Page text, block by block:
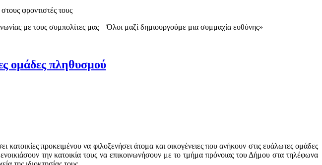
φροντιστές τους
με τους συμπολίτες μας – Όλοι μαζί δημιουργούμε μια συμμαχία ευθύνης»
ομάδες πληθυσμού
προκειμένου να φιλοξενήσει άτομα και οικογένειες που ανήκουν στις ευάλωτες ομάδες
την κατοικία τους να επικοινωνήσουν με το τμήμα πρόνοιας του Δήμου στα τηλέφωνα